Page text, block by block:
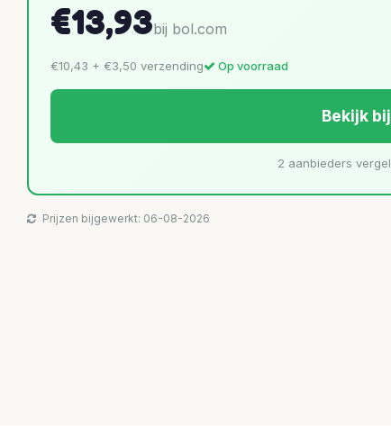
€13,93bij bol.com
€10,43 + €3,50 verzending Op voorraad
Bekijk
2 aanbieders
Prijzen bijgewerkt: 06-08-2026